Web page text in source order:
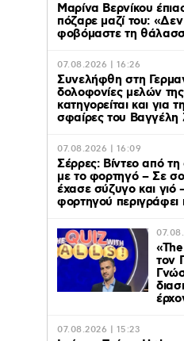
Μαρίνα Βερνίκου
πόζαρε μαζί του:
φοβόμαστε τη
07.08.2026 | 16:26
Συνελήφθη στη
δολοφονίες μελών
κατηγορείται και για
σφαίρες του Βαγγέλη
07.08.2026 | 16:09
Σέρρες: Βίντεο από
με το φορτηγό – Σε
έχασε σύζυγο και
φορτηγού περιγράφει
τον
07.08.2026 | 15:23